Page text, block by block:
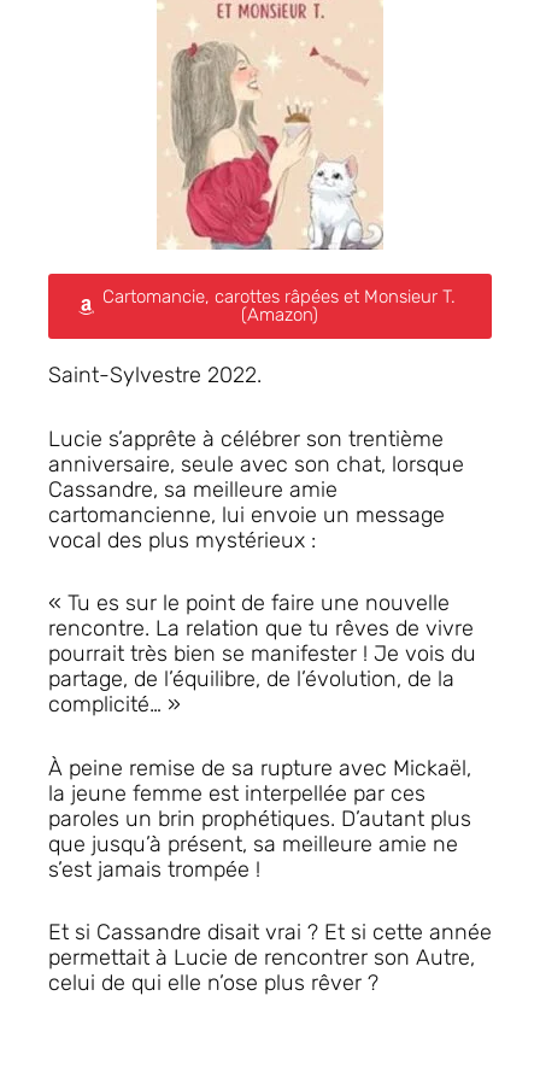
Cartomancie, carottes râpées et Monsieur T.
(Amazon)
Saint-Sylvestre 2022.
Lucie s’apprête à célébrer son trentième
anniversaire, seule avec son chat, lorsque
Cassandre, sa meilleure amie
cartomancienne, lui envoie un message
vocal des plus mystérieux :
« Tu es sur le point de faire une nouvelle
rencontre. La relation que tu rêves de vivre
pourrait très bien se manifester ! Je vois du
partage, de l’équilibre, de l’évolution, de la
complicité… »
À peine remise de sa rupture avec Mickaël,
la jeune femme est interpellée par ces
paroles un brin prophétiques. D’autant plus
que jusqu’à présent, sa meilleure amie ne
s’est jamais trompée !
Et si Cassandre disait vrai ? Et si cette année
permettait à Lucie de rencontrer son Autre,
celui de qui elle n’ose plus rêver ?